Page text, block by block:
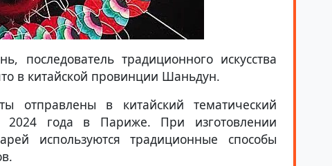
традиционного искусства
в китайской провинции Шаньдун.
отправлены в китайский тематический
2024 года в Париже. При изготовлении
используются традиционные способы